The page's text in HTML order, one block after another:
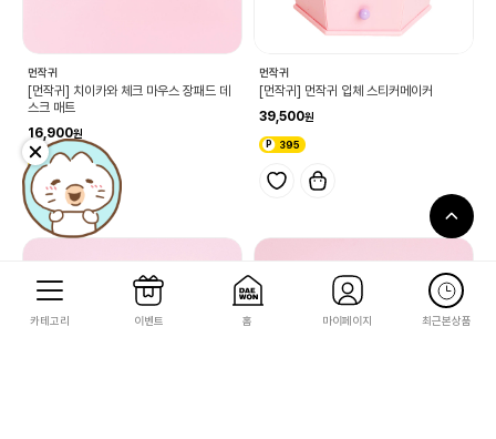
먼작귀
[먼작귀] 치이카와 체크 마우스 장패드 데
스크 매트
16,900
169
먼작귀
[먼작귀] 먼작귀 입체 스티커메이커
39,500
395
카테고리 이벤트 홈 마이페이지 최근본상품